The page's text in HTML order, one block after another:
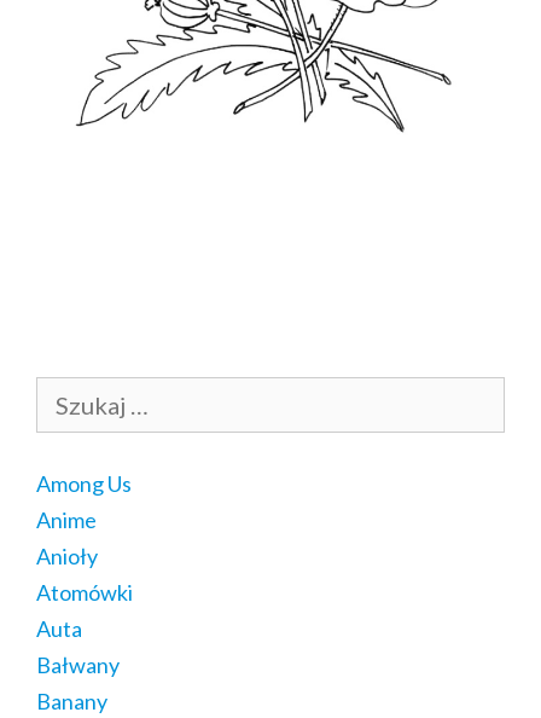
Among Us
Anime
Anioły
Atomówki
Auta
Bałwany
Banany